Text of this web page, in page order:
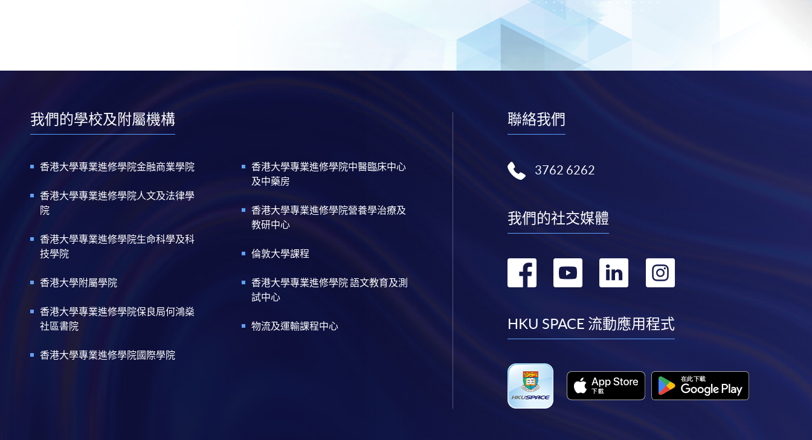
我們的學校及附屬機構
香港大學專業進修學院金融商業學院
香港大學專業進修學院人文及法律學
院
香港大學專業進修學院生命科學及科
技學院
香港大學附屬學院
香港大學專業進修學院保良局何鴻燊
社區書院
香港大學專業進修學院國際學院
香港大學專業進修學院中醫臨床中心
及中藥房
香港大學專業進修學院營養學治療及
教研中心
倫敦大學課程
香港大學專業進修學院 語文教育及測
試中心
物流及運輸課程中心
聯絡我們
3762 6262
我們的社交媒體
轉
facebook
轉
youtube
轉
linkedin
轉
instagram
HKU SPACE 流動應用程式